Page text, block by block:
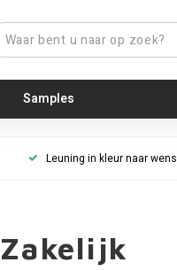
Samples
Leuning in kleur naar wens
Zakelijk